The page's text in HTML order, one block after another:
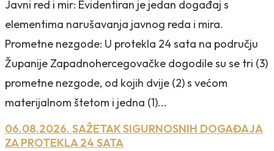
Javni red i mir: Evidentiran je jedan događaj s
elementima narušavanja javnog reda i mira.
Prometne nezgode: U protekla 24 sata na području
Županije Zapadnohercegovačke dogodile su se tri (3)
prometne nezgode, od kojih dvije (2) s većom
materijalnom štetom i jedna (1)...
06.08.2026. SAŽETAK SIGURNOSNIH DOGAĐAJA
ZA PROTEKLA 24 SATA